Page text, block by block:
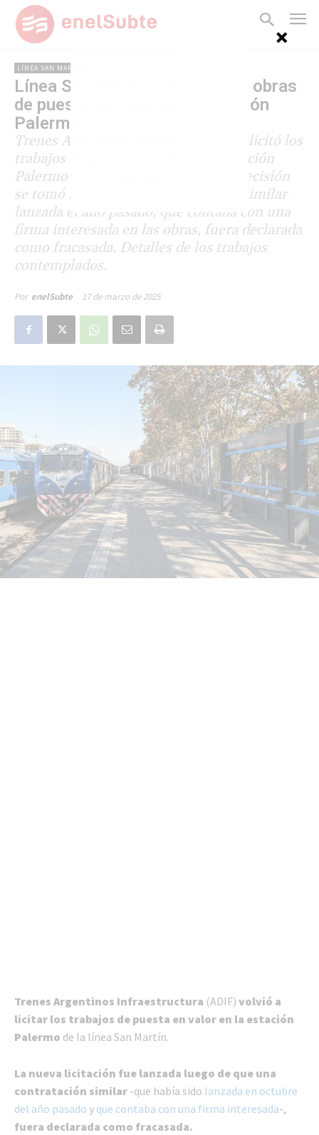
LÍNEA SAN MARTÍN
Línea San Martín: relicitan las obras
de puesta en valor de la estación
Palermo
Trenes Argentinos Infraestructura relicitó los
trabajos de puesta en valor de la estación
Palermo de la línea San Martín. La decisión
se tomó luego de que una licitación similar
lanzada el año pasado, que contaba con una
firma interesada en las obras, fuera declarada
como fracasada. Detalles de los trabajos
contemplados.
Por enelSubte 17 de marzo de 2025
Trenes Argentinos Infraestructura (ADIF) volvió a
licitar los trabajos de puesta en valor en la estación
Palermo de la línea San Martín.
La nueva licitación fue lanzada luego de que una
contratación similar -que había sido lanzada en octubre
del año pasado y que contaba con una firma interesada-,
fuera declarada como fracasada.